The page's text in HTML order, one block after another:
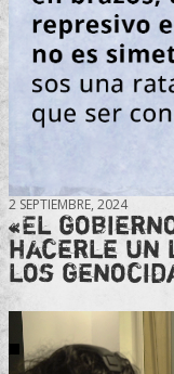
2 SEPTIEMBRE, 2024
«El
hacerle un
los